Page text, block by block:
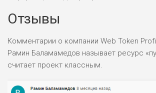
ДОХОД: СРЕДНИЙ
БЮДЖЕТ: НИЗКИЙ
Отзывы
Комментарии о компании Web Token
Рамин Баламамедов называет ресурс
считает проект классным.